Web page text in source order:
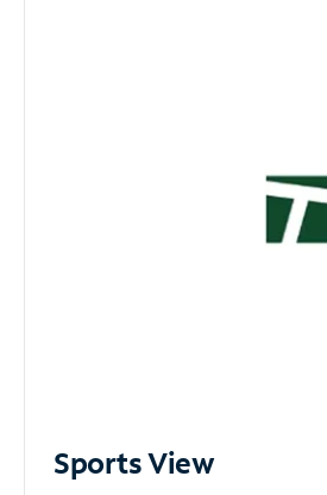
Sports View